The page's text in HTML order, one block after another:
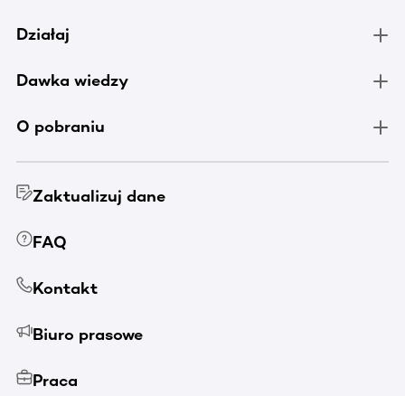
Działaj
Dawka wiedzy
O pobraniu
Zaktualizuj dane
FAQ
Kontakt
Biuro prasowe
Praca